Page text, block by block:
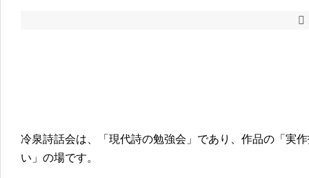
冷泉詩話会は、「現代詩の勉強会」であり、作品の「実
い」の場です。